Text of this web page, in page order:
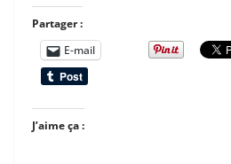
Partager :
E-mail
J’aime ça :